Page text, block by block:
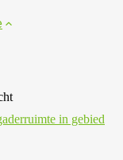
in gebied